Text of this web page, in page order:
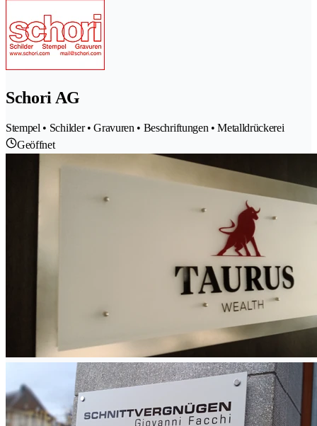
Schori AG
Stempel • Schilder • Gravuren • Beschriftungen • Metalldrückerei
Geöffnet